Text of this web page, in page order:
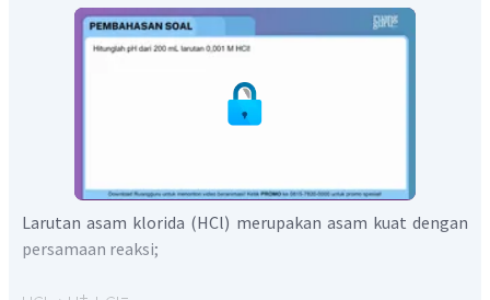
Larutan asam klorida (HCl) merupakan asam kuat dengan
persamaan reaksi;